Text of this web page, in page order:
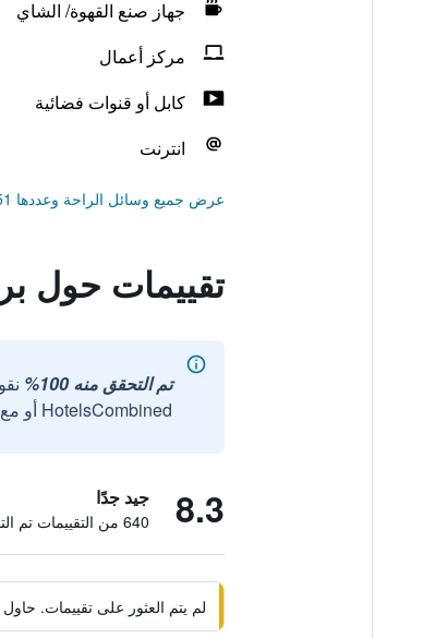
جهاز صنع القهوة/ الشاي
مركز أعمال
كابل أو قنوات فضائية
انترنت
عرض جميع وسائل الراحة وعددها 51
تقييمات حول
تم التحقق منه 100%
HotelsCombined أو مع شركائنا الخارجيين الموثوقين.
8.3 جيد جدًا
640 من التقييمات تم التحقق منها
لم يتم العثور على تقييمات.